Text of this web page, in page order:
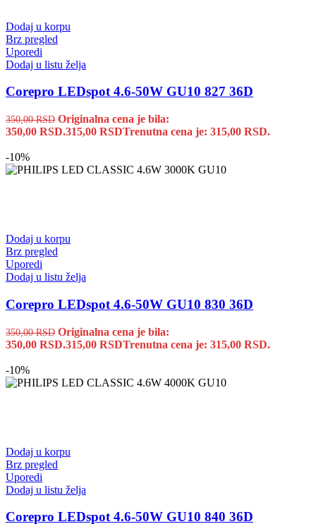
Dodaj u korpu
Brz pregled
Uporedi
Dodaj u listu želja
Corepro LEDspot 4.6-50W GU10 827 36D
350,00RSD Originalna cena je bila:
350,00 RSD.315,00 RSDTrenutna cena je: 315,00 RSD.
-10%
Dodaj u korpu
Brz pregled
Uporedi
Dodaj u listu želja
Corepro LEDspot 4.6-50W GU10 830 36D
350,00RSD Originalna cena je bila:
350,00 RSD.315,00 RSDTrenutna cena je: 315,00 RSD.
-10%
Dodaj u korpu
Brz pregled
Uporedi
Dodaj u listu želja
Corepro LEDspot 4.6-50W GU10 840 36D